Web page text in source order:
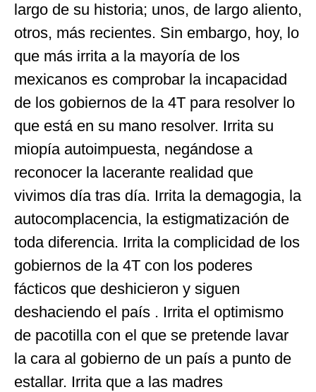
largo de su historia; unos, de largo aliento,
otros, más recientes. Sin embargo, hoy, lo
que más irrita a la mayoría de los
mexicanos es comprobar la incapacidad
de los gobiernos de la 4T para resolver lo
que está en su mano resolver. Irrita su
miopía autoimpuesta, negándose a
reconocer la lacerante realidad que
vivimos día tras día. Irrita la demagogia, la
autocomplacencia, la estigmatización de
toda diferencia. Irrita la complicidad de los
gobiernos de la 4T con los poderes
fácticos que deshicieron y siguen
deshaciendo el país . Irrita el optimismo
de pacotilla con el que se pretende lavar
la cara al gobierno de un país a punto de
estallar. Irrita que a las madres